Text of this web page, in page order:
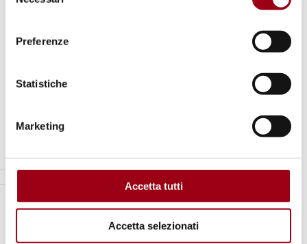
Preferenze
Statistiche
Marketing
Accetta tutti
Accetta selezionati
soluzione pacifica delle
internazionali;